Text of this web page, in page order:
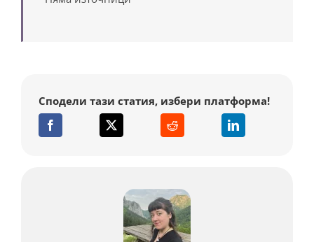
Сподели тази статия, избери платформа!